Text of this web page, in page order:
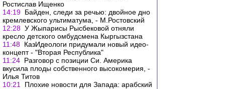
Ростислав Ищенко
14:19 Байден, следи за речью: двойное дно
кремлевского ультиматума, - М.Ростовский
12:28 У Жыпарисы Рысбековой отняли
кресло детского омбудсмена Кыргызстана
11:48 КазИдеологи придумали новый идео-
концепт - "Вторая Республика"
11:24 Разговор с позиции Си. Америка
вкусила плоды собственного высокомерия, -
Илья Титов
10:21
Плохие новости для Запада: арабский